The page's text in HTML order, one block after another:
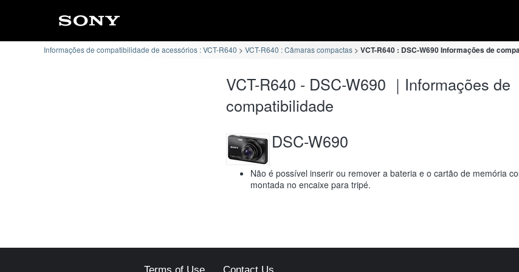
Informações de compatibilidade de acessórios : VCT-R640 VCT-R640 : Câmaras compactas VCT-R640 : DSC-W690 Informações de
VCT-R640 - DSC-W690 ｜Informações de
compatibilidade
DSC-W690
Não é possível inserir ou remover a bateria e o cartão de memória
montada no encaixe para tripé.